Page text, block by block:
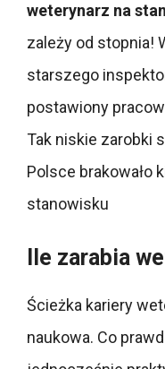
weterynarz na
zależy od stopnia!
starszego
postawiony
Tak niskie zarobki
Polsce brakowało
stanowisku
Ile zarabia
Ścieżka kariery
naukowa. Co